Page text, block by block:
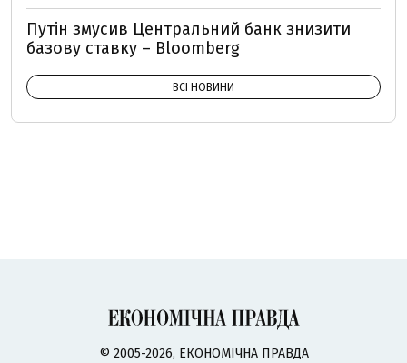
Путін змусив Центральний банк знизити
базову ставку – Bloomberg
ВСІ НОВИНИ
© 2005-2026, ЕКОНОМІЧНА ПРАВДА